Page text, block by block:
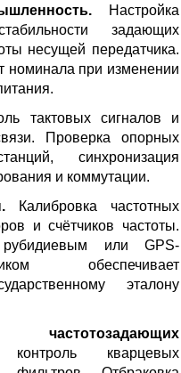
Настройка
задающих
несущей передатчика.
номинала при изменении
тактовых сигналов и
Проверка опорных
синхронизация
и коммутации.
Калибровка частотных
и счётчиков частоты.
или GPS-
обеспечивает
эталону
кварцевых